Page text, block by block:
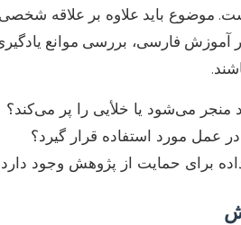
موضوع باید علاوه بر علاقه
آموزش فارسی، بررسی موانع
منجر می‌شود یا خلأیی را پر می‌کند؟
در عمل مورد استفاده قرار گیرد؟
داده برای حمایت از پژوهش وجود